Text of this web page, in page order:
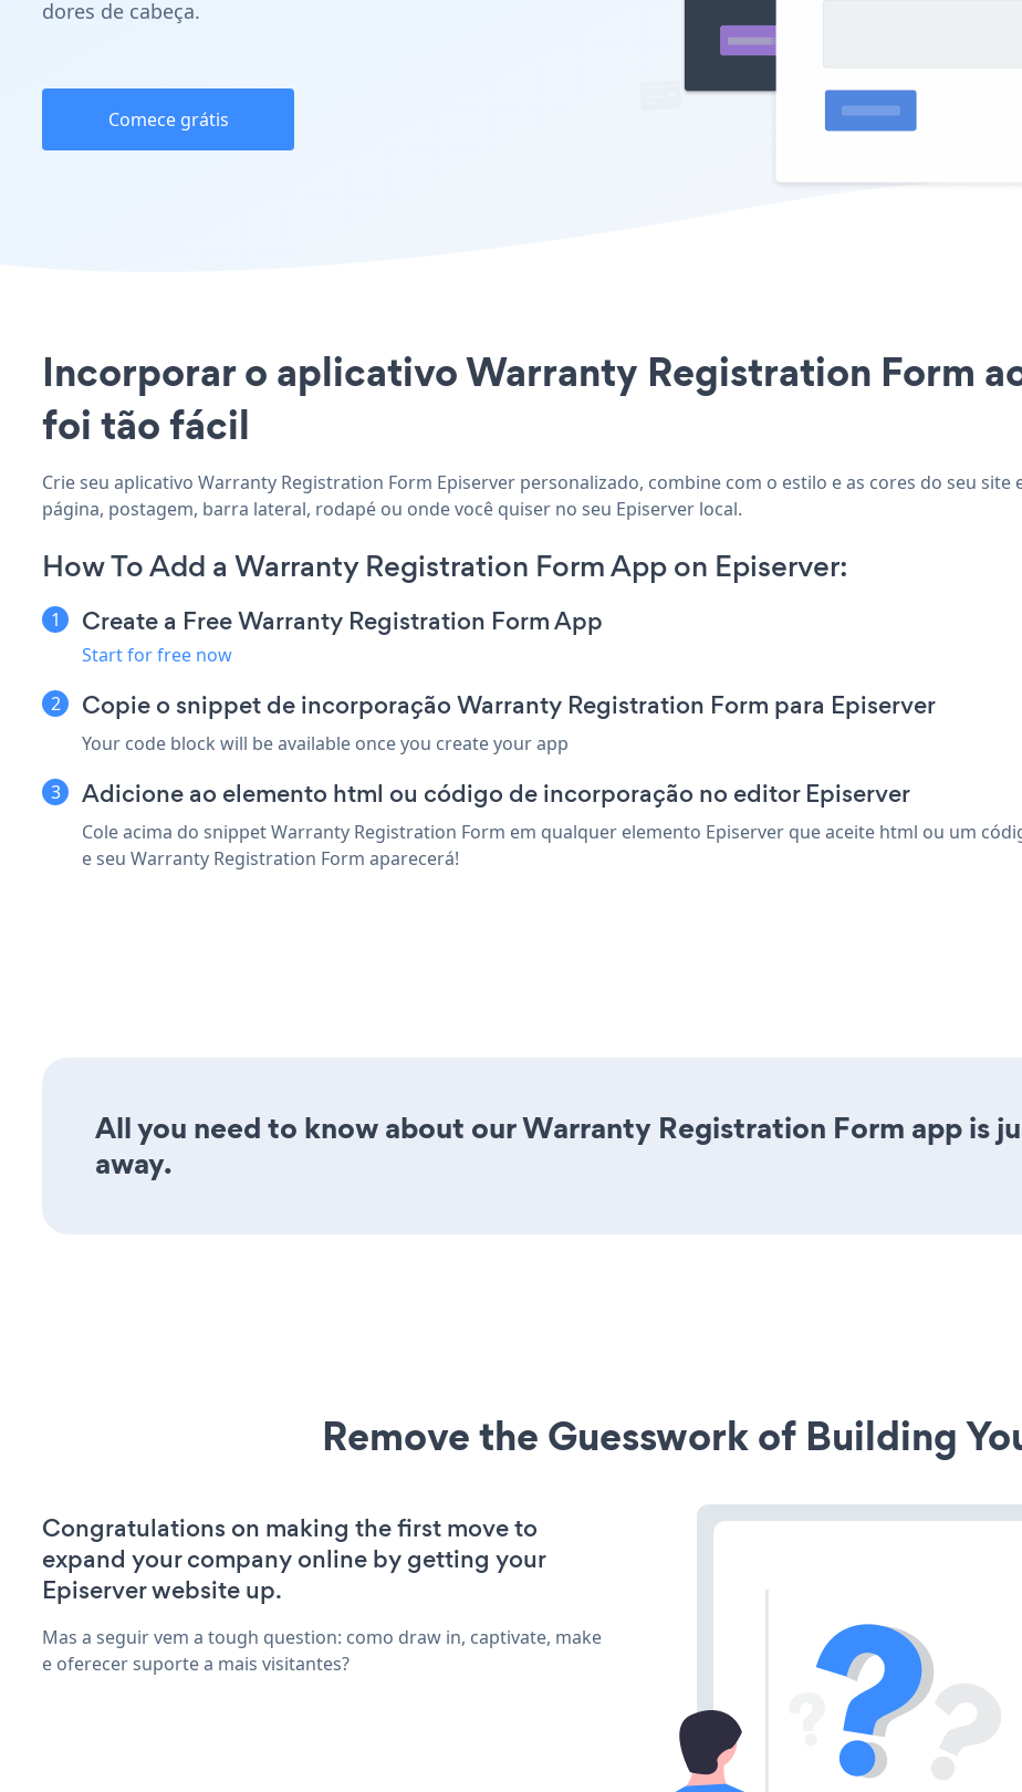
dores de cabeça.
Comece grátis
Incorporar o aplicativo Warranty Registration Form
foi tão fácil
Crie seu aplicativo Warranty Registration Form Episerver personalizado, combine com o estilo e as cores do seu
página, postagem, barra lateral, rodapé ou onde você quiser no seu Episerver local.
How To Add a Warranty Registration Form App on Episerver:
Create a Free Warranty Registration Form App
Start for free now
Copie o snippet de incorporação Warranty Registration Form para Episerver
Your code block will be available once you create your app
Adicione ao elemento html ou código de incorporação no editor Episerver
Cole acima do snippet Warranty Registration Form em qualquer elemento Episerver que aceite html ou um
e seu Warranty Registration Form aparecerá!
All you need to know about our Warranty Registration Form app is
away.
Remove the Guesswork of Building
Congratulations on making the first move to
expand your company online by getting your
Episerver website up.
Mas a seguir vem a tough question: como draw in, captivate, make
e oferecer suporte a mais visitantes?